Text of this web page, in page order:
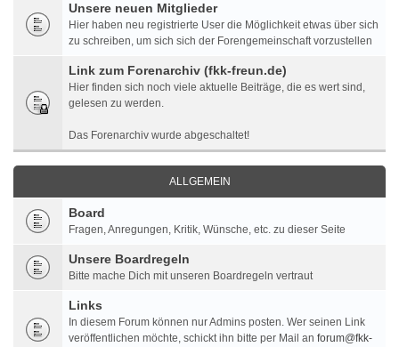
Unsere neuen Mitglieder
Hier haben neu registrierte User die Möglichkeit etwas über sich
zu schreiben, um sich sich der Forengemeinschaft vorzustellen
Link zum Forenarchiv (fkk-freun.de)
Hier finden sich noch viele aktuelle Beiträge, die es wert sind,
gelesen zu werden.
Das Forenarchiv wurde abgeschaltet!
ALLGEMEIN
Board
Fragen, Anregungen, Kritik, Wünsche, etc. zu dieser Seite
Unsere Boardregeln
Bitte mache Dich mit unseren Boardregeln vertraut
Links
In diesem Forum können nur Admins posten. Wer seinen Link
veröffentlichen möchte, schickt ihn bitte per Mail an forum@fkk-